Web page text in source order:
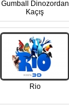
Gumball Dinozordan
Kaçış
Rio